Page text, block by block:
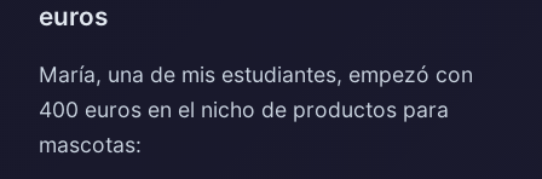
euros
María, una de mis estudiantes, empezó con
400 euros en el nicho de productos para
mascotas: